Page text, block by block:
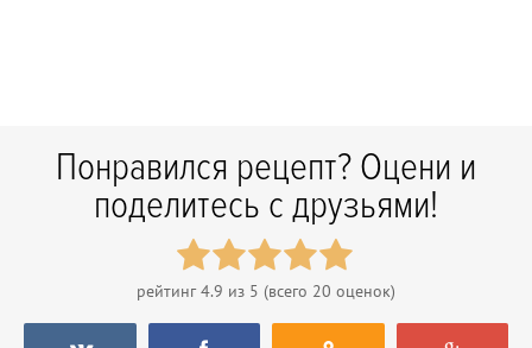
Понравился рецепт? Оцени и
поделитесь с друзьями!
рейтинг4.9 из 5 (всего 20 оценок)